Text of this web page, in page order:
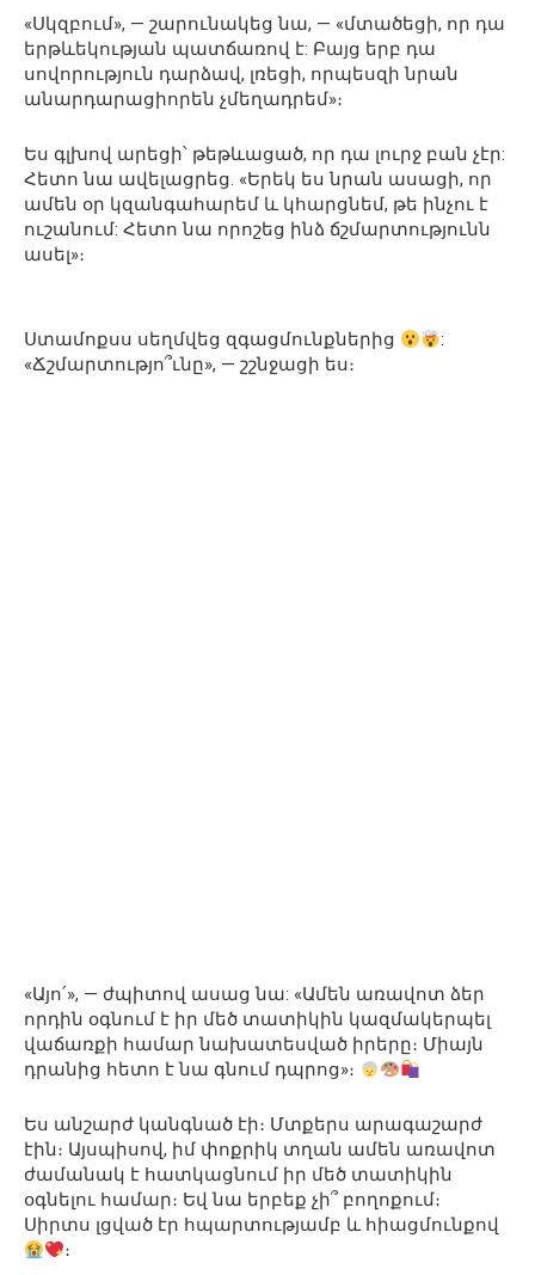
«Սկզբում», — շարունակեց նա, — «մտածեցի, որ դա
երթևեկության պատճառով է: Բայց երբ դա
սովորություն դարձավ, լռեցի, որպեսզի նրան
անարդարացիորեն չմեղադրեմ»։
Ես գլխով արեցի՝ թեթևացած, որ դա լուրջ բան չէր:
Հետո նա ավելացրեց. «Երեկ ես նրան ասացի, որ
ամեն օր կզանգահարեմ և կհարցնեմ, թե ինչու է
ուշանում: Հետո նա որոշեց ինձ ճշմարտությունն
ասել»։
Ստամոքսս սեղմվեց զգացմունքներից
:
«Ճշմարտությո՞ւնը», — շշնջացի ես։
«Այո՛», — ժպիտով ասաց նա: «Ամեն առավոտ ձեր
որդին օգնում է իր մեծ տատիկին կազմակերպել
վաճառքի համար նախատեսված իրերը։ Միայն
դրանից հետո է նա գնում դպրոց»։
Ես անշարժ կանգնած էի։ Մտքերս արագաշարժ
էին։ Այսպիսով, իմ փոքրիկ տղան ամեն առավոտ
ժամանակ է հատկացնում իր մեծ տատիկին
օգնելու համար։ Եվ նա երբեք չի՞ բողոքում։
Սիրտս լցված էր հպարտությամբ և հիացմունքով
։